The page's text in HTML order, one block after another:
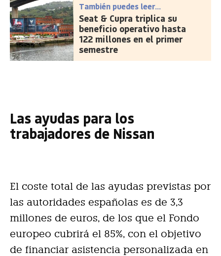
También puedes leer...
Seat & Cupra triplica su
beneficio operativo hasta
122 millones en el primer
semestre
Las ayudas para los
trabajadores de Nissan
El coste total de las ayudas previstas por
las autoridades españolas es de 3,3
millones de euros, de los que el Fondo
europeo cubrirá el 85%, con el objetivo
de financiar asistencia personalizada en